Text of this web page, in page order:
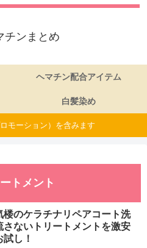
チンまとめ
ヘマチン配合アイテム
白髪染め
モーション）を含みます
トメント
楼のケラチナリペアコート洗
さないトリートメントを激安
試し！